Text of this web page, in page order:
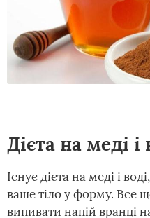
Дієта на меді і
Існує дієта на меді і
ваше тіло у форму. Все
випивати напій вранці